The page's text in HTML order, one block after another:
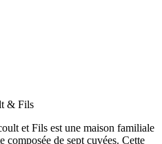
& Fils
et Fils est une maison familiale
composée de sept cuvées. Cette